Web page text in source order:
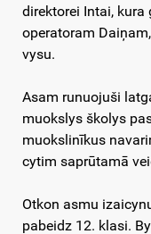
direktorei Intai,
operatoram
vysu.
Asam runuojuši
muokslys školys
muokslinīkus
cytim saprūtamā
Otkon asmu
pabeidz 12. klasi.